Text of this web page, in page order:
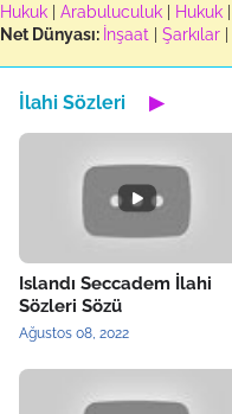
Hukuk
Arabuluculuk Hukuk
Net Dünyası: İnşaat Şarkılar
İlahi Sözleri ▶
Islandı Seccadem İlahi
Sözleri Sözü
Ağustos 08, 2022